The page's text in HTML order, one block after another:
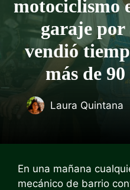
motociclismo
garaje por
vendió
más de
Laura Quintana
En una mañana
mecánico de barrio